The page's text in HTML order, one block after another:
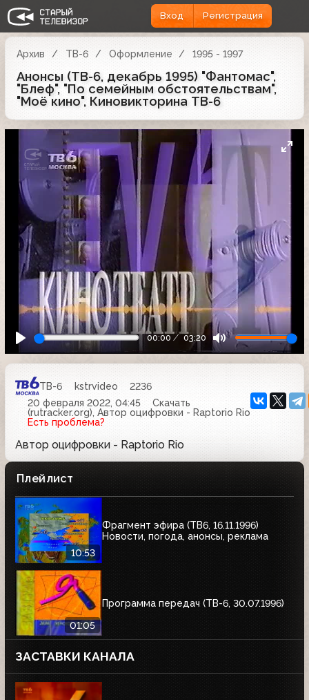
Вход Регистрация
Архив ТВ-6 Оформление 1995 - 1997
Анонсы (ТВ-6, декабрь 1995) "Фантомас",
"Блеф", "По семейным обстоятельствам",
"Моё кино", Киновикторина ТВ-6
00:00 03:20
ТВ-6 kstrvideo
2236
20 февраля 2022, 04:45
Скачать
(rutracker.org), Автор оцифровки - Raptorio Rio
Есть проблема?
Автор оцифровки - Raptorio Rio
Плейлист
10:53
Фрагмент эфира (ТВ6, 16.11.1996)
Новости, погода, анонсы, реклама
01:05
Программа передач (ТВ-6, 30.07.1996)
ЗАСТАВКИ КАНАЛА